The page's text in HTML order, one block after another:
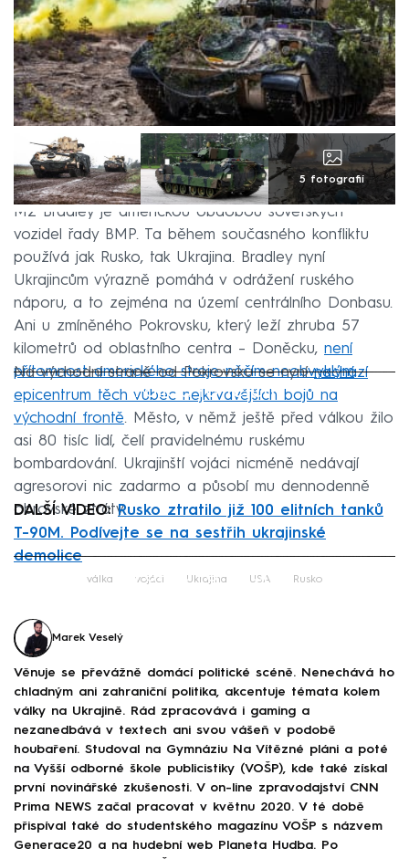
5 fotografií
M2 Bradley je americkou obdobou sovětských
vozidel řady BMP. Ta během současného konfliktu
používá jak Rusko, tak Ukrajina. Bradley nyní
Ukrajincům výrazně pomáhá v odrážení ruského
náporu, a to zejména na území centrálního Donbasu.
Ani u zmíněného Pokrovsku, který leží zhruba 57
kilometrů od oblastního centra –⁠⁠⁠⁠⁠⁠ Doněcku, není
přítomnost amerického stroje něčím neobvyklým.
Failed to fetch
Na východní straně od Pokrovsku se nynínachází
epicentrum těch vůbec nejkrvavějších bojů na
východní frontě. Město, v němž ještě před válkou žilo
asi 80 tisíc lidí, čelí pravidelnému ruskému
bombardování. Ukrajinští vojáci nicméně nedávají
agresorovi nic zadarmo a působí mu dennodenně
obrovské ztráty.
DALŠÍ VIDEO:Rusko ztratilo již 100 elitních tanků
T-90M. Podívejte se na sestřih ukrajinské
demolice
Failed to fetch
válka vojáci Ukrajina USA Rusko
Marek Veselý
Věnuje se převážně domácí politické scéně. Nenechává ho
chladným ani zahraniční politika, akcentuje témata kolem
války na Ukrajině. Rád zpracovává i gaming a
nezanedbává v textech ani svou vášeň v podobě
houbaření. Studoval na Gymnáziu Na Vítězné pláni a poté
na Vyšší odborné škole publicistiky (VOŠP), kde také získal
první novinářské zkušenosti. V on-line zpravodajství CNN
Prima NEWS začal pracovat v květnu 2020. V té době
přispíval také do studentského magazínu VOŠP s názvem
Generace20 a na hudební web Planeta Hudba. Po